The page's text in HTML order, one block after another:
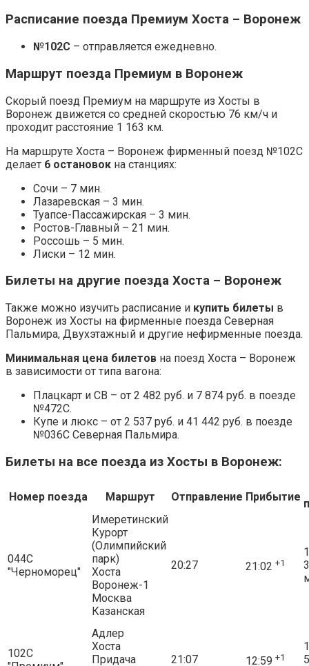
Расписание поезда Премиум Хоста – Воронеж
№102С – отправляется ежедневно.
Маршрут поезда Премиум в Воронеж
Скорый поезд Премиум на маршруте из Хосты в
Воронеж движется со средней скоростью 76 км/ч и
проходит расстояние 1 163 км.
На маршруте Хоста – Воронеж фирменный поезд №102С
делает 6 остановок на станциях:
Сочи – 7 мин.
Лазаревская – 3 мин.
Туапсе-Пассажирская – 3 мин.
Ростов-Главный – 21 мин.
Россошь – 5 мин.
Лиски – 12 мин.
Билеты на другие поезда Хоста – Воронеж
Также можно изучить расписание и купить билеты в
Воронеж из Хосты на фирменные поезда Северная
Пальмира, Двухэтажный и другие нефирменные поезда.
Минимальная цена билетов на поезд Хоста – Воронеж
в зависимости от типа вагона:
Плацкарт и СВ – от 2 482 руб. и 7 874 руб. в поезде
№472С.
Купе и люкс – от 2 537 руб. и 41 442 руб. в поезде
№036С Северная Пальмира.
Билеты на все поезда из Хосты в Воронеж:
Номер поезда Маршрут Отправление Прибытие
044С
"Черноморец"
Имеретинский
Курорт
(Олимпийский
парк)
Хоста
Воронеж-1
Москва
Казанская
20:27 21:02 +1
102С
Адлер
Хоста
Придача
21:07 12:59 +1